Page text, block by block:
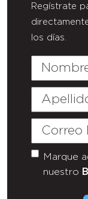
Regístrate
los días.
Nombre
Pila
Apellido
Correo
Untitled
Marque
nuestro